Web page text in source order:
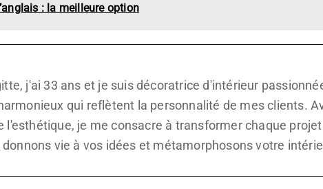
: la meilleure option
j'ai 33 ans et je suis décoratrice d'intérieur
qui reflètent la personnalité de mes clients.
l'esthétique, je me consacre à transformer chaque
vie à vos idées et métamorphosons votre